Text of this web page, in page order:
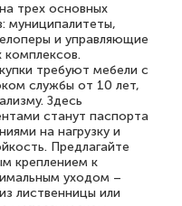
трех основных
муниципалитеты,
и управляющие
требуют мебели с
службы от 10 лет,
Здесь
станут паспорта
на нагрузку и
Предлагайте
креплением к
уходом –
лиственницы или